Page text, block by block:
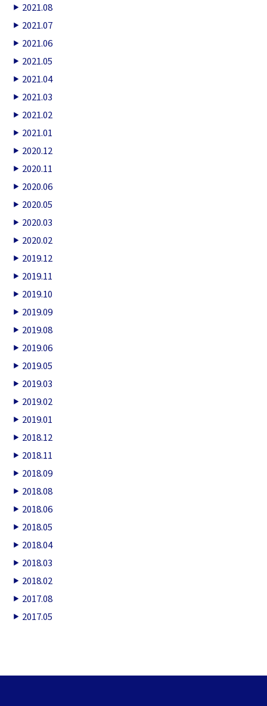
2021.08
2021.07
2021.06
2021.05
2021.04
2021.03
2021.02
2021.01
2020.12
2020.11
2020.06
2020.05
2020.03
2020.02
2019.12
2019.11
2019.10
2019.09
2019.08
2019.06
2019.05
2019.03
2019.02
2019.01
2018.12
2018.11
2018.09
2018.08
2018.06
2018.05
2018.04
2018.03
2018.02
2017.08
2017.05